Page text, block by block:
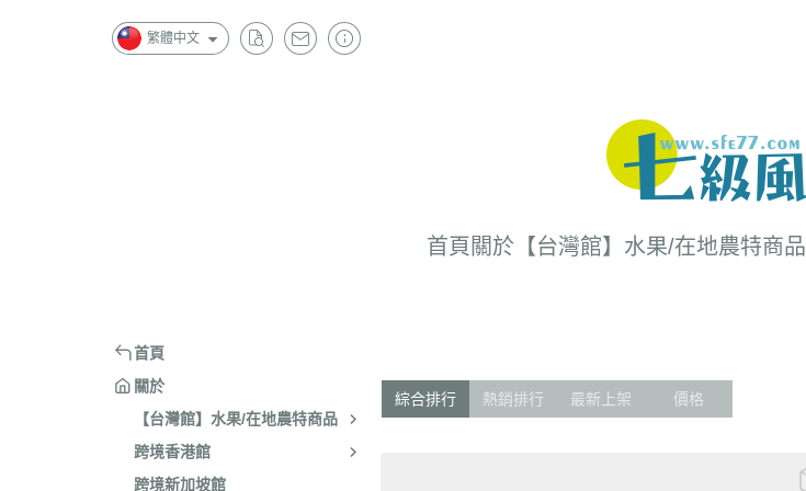
繁體中文
首頁 關於 【台灣館】水果/在地農特商品
首頁
關於
【台灣館】水果/在地農特商品
跨境香港館
跨境新加坡館
綜合排行 熱銷排行 最新上架 價格